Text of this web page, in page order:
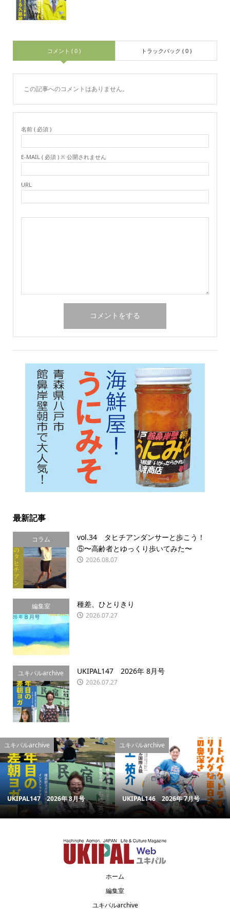
コメント ( 0 ) トラックバック ( 0 )
この記事へのコメントはありません。
名前 ( 必須 )
E-MAIL ( 必須 ) ※ 公開されません
URL
最新記事
コラム
vol.34 タヒチアンダンサーと歩こう！
⑤〜高齢者とゆっくり歩いてみた〜
2026.08.07
編集室 種差、ひとりきり
2026.07.27
ユキパルarchive UKIPAL147 2026年 8月号
2026.07.27
ユキパルarchive
UKIPAL147 2026年 8月号
ユキパルarchive
UKIPAL146 2026年 7月号
ホーム
編集室
ユキパルarchive